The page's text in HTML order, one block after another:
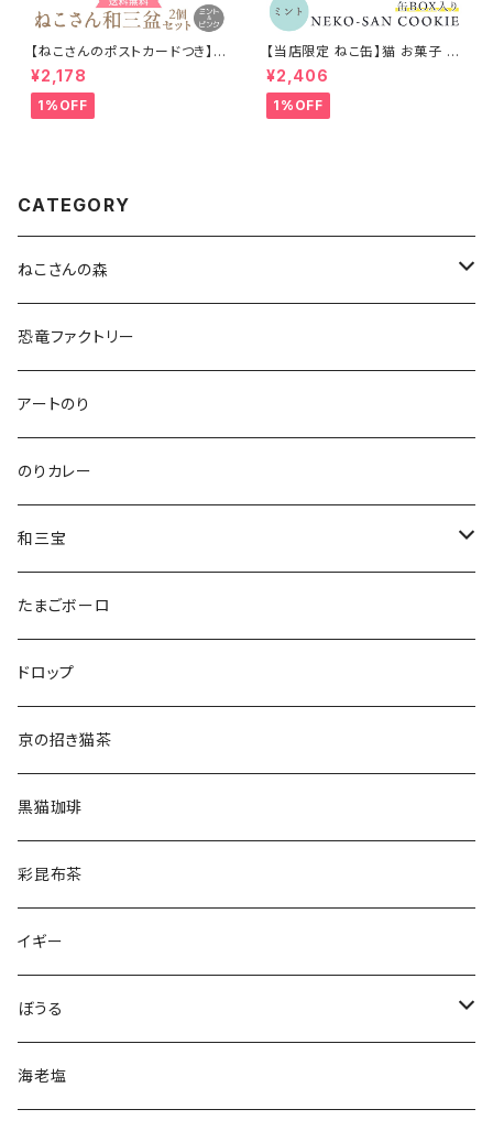
【ねこさんのポストカードつき】
ねこさん和三盆 ミント ＆ ピンク
和三盆糖 さぬき和三盆 送料無
料
¥2,178
1%OFF
【当店限定 ねこ缶】猫 お菓子 ク
ッキー ねこさんクッキー ( 4枚
入 ) 個包装 ミント
¥2,406
1%OFF
CATEGORY
ねこさんの森
ねこさんクッキー
いぬさんクッキー
ねこさんティー＆いぬさんティー
ねこさんわさんぼん
ねこさんギフト
恐竜ファクトリー
アートのり
のりカレー
和三宝
猫
それ以外
たまごボーロ
ドロップ
京の招き猫茶
黒猫珈琲
彩昆布茶
イギー
ぼうる
きょうりゅうぼうる
海老塩